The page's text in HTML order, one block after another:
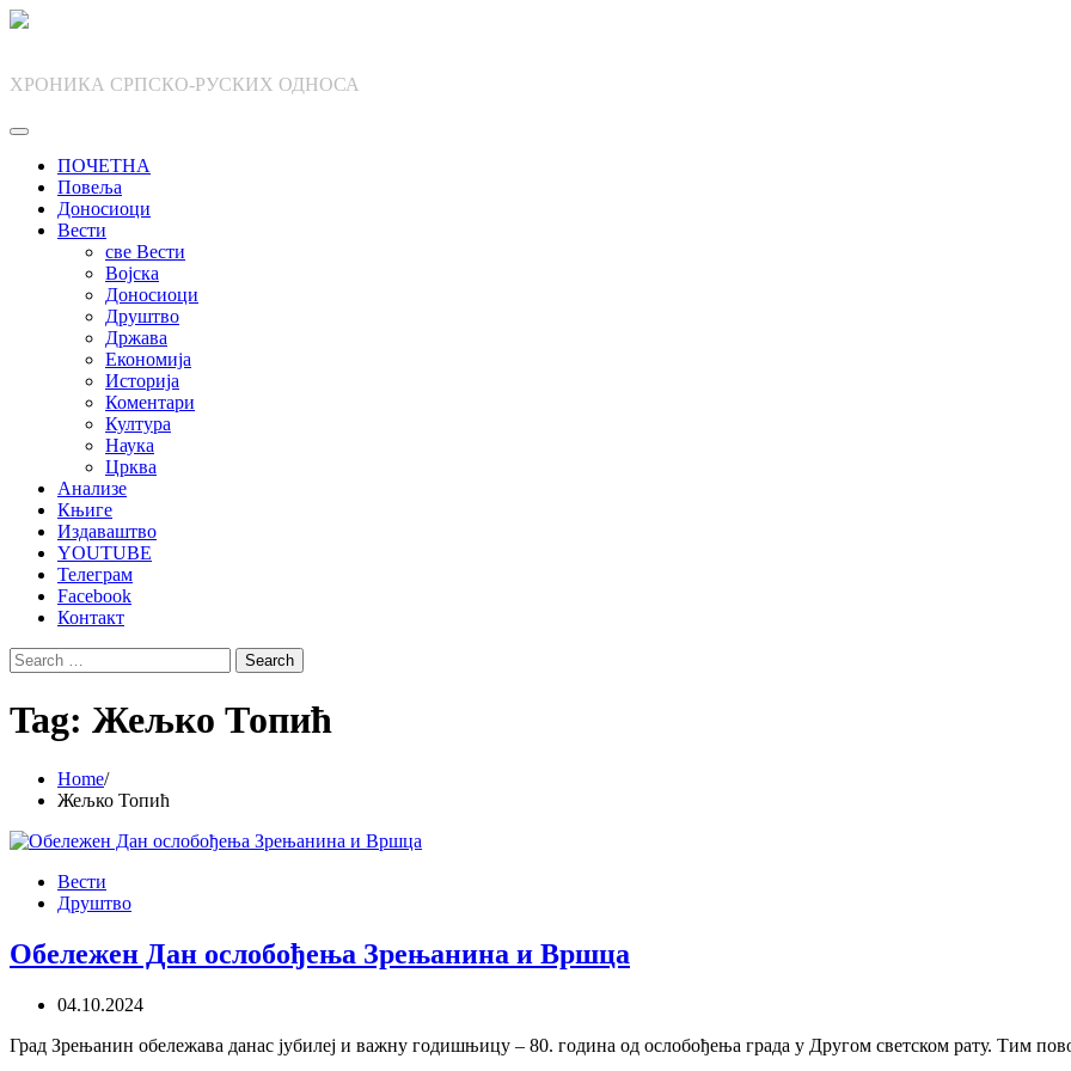
Skip
ХРОНИКА СРПСКО-РУСКИХ ОДНОСА
ПОЧЕТНА
Повеља
Доносиоци
Вести
све Вести
Војска
Доносиоци
Друштво
Држава
Економија
Историја
Коментари
Култура
Наука
Црква
Анализе
Књиге
Издаваштво
YOUTUBE
Телеграм
Facebook
Контакт
Search
for:
Tag: Жељко Топић
Home
Жељко Топић
Вести
Друштво
Обележен Дан ослобођења Зрењанина и Вршца
04.10.2024
Град Зрењанин обележава данас јубилеј и важну годишњицу – 80. година од ослобођења града у Другом светском рату. Тим